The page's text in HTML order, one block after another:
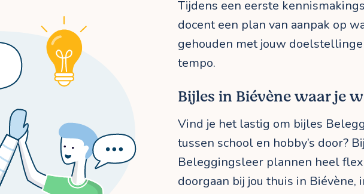
Tijdens een eerste
docent een plan van aanpak op
gehouden met jouw
tempo.
Bijles in Biévène waar je
Vind je het lastig om bijles
tussen school en hobby’s door?
Beleggingsleer plannen heel
doorgaan bij jou thuis in Biévène,